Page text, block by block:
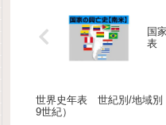
国
表
世界史年表 世紀別/地域別
9世紀）